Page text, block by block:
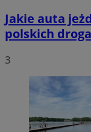
Jakie auta
polskich
3